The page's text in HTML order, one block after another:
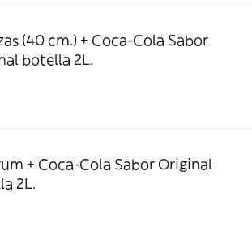
(40 cm.) + Coca-Cola Sabor
botella 2L.
+ Coca-Cola Sabor Original
2L.